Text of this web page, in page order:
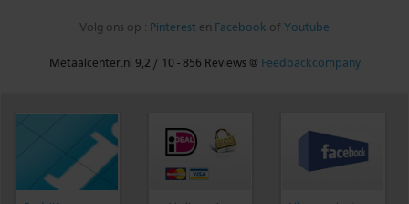
Volg ons op : Pinterest en Facebook of Youtube
Metaalcenter.nl 9,2 / 10 -856 Reviews @ Feedbackcompany